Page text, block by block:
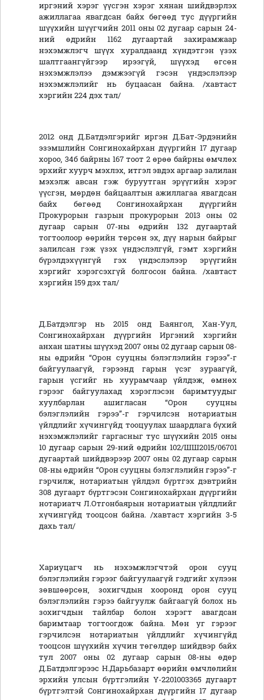
иргэний хэрэг үүсгэн хэрэг хянан шийдвэрлэх
ажиллагаа явагдсан байх бөгөөд тус дүүргийн
шүүхийн шүүгчийн 2011 оны 02 дугаар сарын 24-
ний өдрийн 1162 дугаартай захирамжаар
нэхэмжлэгч шүүх хуралдаанд хүндэтгэн үзэх
шалтгаангүйгээр ирээгүй, шүүхэд өгсөн
нэхэмжлэлээ дэмжээгүй гэсэн үндэслэлээр
нэхэмжлэлийг нь буцаасан байна. /хавтаст
хэргийн 224 дэх тал/
2012 онд Д.Батдэлгэрийг иргэн Д.Бат-Эрдэнийн
эзэмшлийн Сонгинохайрхан дүүргийн 17 дугаар
хороо, 34б байрны 167 тоот 2 өрөө байрны өмчлөх
эрхийг хуурч мэхлэх, итгэл эвдэх аргаар залилан
мэхэлж авсан гэж буруутган эрүүгийн хэрэг
үүсгэн, мөрдөн байцаалтын ажиллагаа явагдсан
байх бөгөөд Сонгинохайрхан дүүргийн
Прокурорын газрын прокурорын 2013 оны 02
дугаар сарын 07-ны өдрийн 132 дугаартай
тогтоолоор өөрийн төрсөн эх, дүү нарын байрыг
залилсан гэж үзэх үндэслэлгүй, гэмт хэргийн
бүрэлдэхүүнгүй гэх үндэслэлээр эрүүгийн
хэргийг хэрэгсэхгүй болгосон байна. /хавтаст
хэргийн 159 дэх тал/
Д.Батдэлгэр нь 2015 онд Баянгол, Хан-Уул,
Сонгинохайрхан дүүргийн Иргэний хэргийн
анхан шатны шүүхэд 2007 оны 02 дугаар сарын 08-
ны өдрийн “Орон сууцны бэлэглэлийн гэрээ”-г
байгуулаагүй, гэрээнд гарын үсэг зураагүй,
гарын үсгийг нь хуурамчаар үйлдэж, өмнөх
гэрээг байгуулахад хэрэглэсэн баримтуудыг
хуулбарлан ашигласан “Орон сууцны
бэлэглэлийн гэрээ”-г гэрчилсэн нотариатын
үйлдлийг хүчингүйд тооцуулах шаардлага бүхий
нэхэмжлэлийг гаргасныг тус шүүхийн 2015 оны
10 дугаар сарын 29-ний өдрийн 102/ШШ2015/06701
дугаартай шийдвэрээр 2007 оны 02 дугаар сарын
08-ны өдрийн “Орон сууцны бэлэглэлийн гэрээ”-г
гэрчилж, нотариатын үйлдэл бүртгэх дэвтрийн
308 дугаарт бүртгэсэн Сонгинохайрхан дүүргийн
нотариатч Л.Отгонбаярын нотариатын үйлдлийг
хүчингүйд тооцсон байна. /хавтаст хэргийн 3-5
дахь тал/
Хариуцагч нь нэхэмжлэгчтэй орон сууц
бэлэглэлийн гэрээг байгуулаагүй гэдгийг хүлээн
зөвшөөрсөн, зохигчдын хооронд орон сууц
бэлэглэлийн гэрээ байгуулж байгаагүй болох нь
зохигчдын тайлбар болон хэрэгт авагдсан
баримтаар тогтоогдож байна. Мөн уг гэрээг
гэрчилсэн нотариатын үйлдлийг хүчингүйд
тооцсон шүүхийн хүчин төгөлдөр шийдвэр байх
тул 2007 оны 02 дугаар сарын 08-ны өдөр
Д.Батдэлгэрээс Н.Дарьбазарт өөрийн өмчлөлийн
эрхийн улсын бүртгэлийн Ү-2201003365 дугаарт
бүртгэлтэй Сонгинохайрхан дүүргийн 17 дугаар